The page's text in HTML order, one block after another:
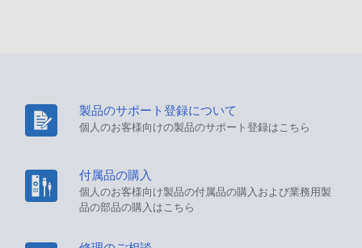
製品のサポート登録について
個人のお客様向けの製品のサポート登録はこちら
付属品の購入